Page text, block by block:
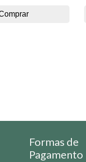
Formas de
Pagamento